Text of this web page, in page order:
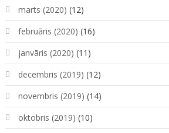
marts (2020) (12)
februāris (2020) (16)
janvāris (2020) (11)
decembris (2019) (12)
novembris (2019) (14)
oktobris (2019) (10)